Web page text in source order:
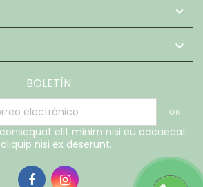


BOLETÍN
elit minim nisi eu occaecat
nisi ex deserunt.